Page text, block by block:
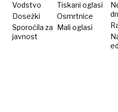
Vodstvo
Dosežki
Sporočila za
javnost
Tiskani oglasi
Osmrtnice
Mali oglasi